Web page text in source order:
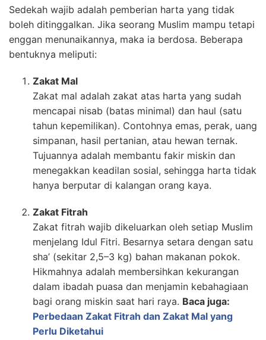
Sedekah wajib adalah pemberian harta yang tidak
boleh ditinggalkan. Jika seorang Muslim mampu tetapi
enggan menunaikannya, maka ia berdosa. Beberapa
bentuknya meliputi:
Zakat Mal
Zakat mal adalah zakat atas harta yang sudah
mencapai nisab (batas minimal) dan haul (satu
tahun kepemilikan). Contohnya emas, perak, uang
simpanan, hasil pertanian, atau hewan ternak.
Tujuannya adalah membantu fakir miskin dan
menegakkan keadilan sosial, sehingga harta tidak
hanya berputar di kalangan orang kaya.
Zakat Fitrah
Zakat fitrah wajib dikeluarkan oleh setiap Muslim
menjelang Idul Fitri. Besarnya setara dengan satu
sha’ (sekitar 2,5–3 kg) bahan makanan pokok.
Hikmahnya adalah membersihkan kekurangan
dalam ibadah puasa dan menjamin kebahagiaan
bagi orang miskin saat hari raya. Baca juga:
Perbedaan Zakat Fitrah dan Zakat Mal yang
Perlu Diketahui